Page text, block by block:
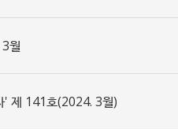
월
' 제 141호(2024. 3월)